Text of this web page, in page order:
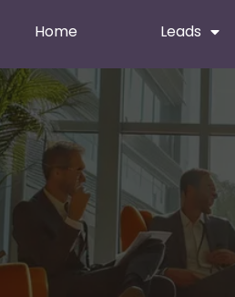
Home Leads